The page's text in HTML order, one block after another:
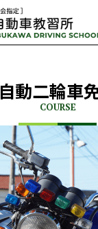
自動二輪車
COURSE